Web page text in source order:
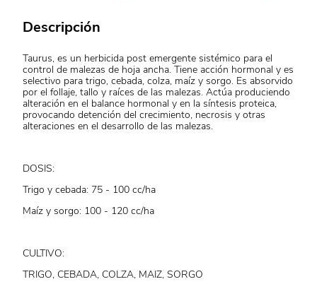
Descripción
Taurus, es un herbicida post emergente sistémico para el
control de malezas de hoja ancha. Tiene acción hormonal y es
selectivo para trigo, cebada, colza, maíz y sorgo. Es absorvido
por el follaje, tallo y raíces de las malezas. Actúa produciendo
alteración en el balance hormonal y en la síntesis proteica,
provocando detención del crecimiento, necrosis y otras
alteraciones en el desarrollo de las malezas.
DOSIS:
Trigo y cebada: 75 - 100 cc/ha
Maíz y sorgo: 100 - 120 cc/ha
CULTIVO:
TRIGO, CEBADA, COLZA, MAIZ, SORGO